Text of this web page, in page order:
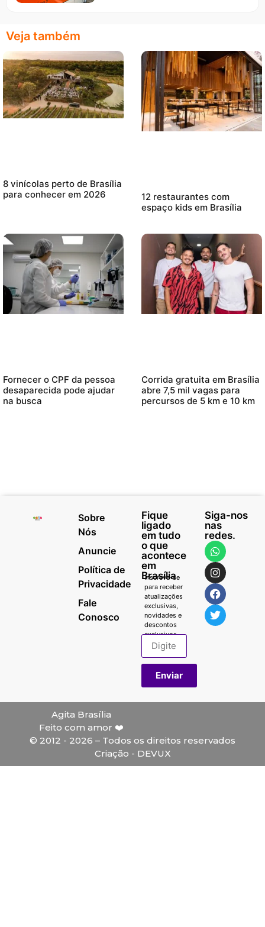
Veja também
8 vinícolas perto de Brasília
para conhecer em 2026
12 restaurantes com
espaço kids em Brasília
Fornecer o CPF da pessoa
desaparecida pode ajudar
na busca
Corrida gratuita em Brasília
abre 7,5 mil vagas para
percursos de 5 km e 10 km
Sobre
Nós
Anuncie
Política de
Privacidade
Fale
Conosco
Fique
ligado
em tudo
o que
acontece
em
Brasília
Inscreva-se
para receber
atualizações
exclusivas,
novidades e
descontos
exclusivos.
Enviar
Siga-nos
nas
redes.
Agita Brasília
Feito com amor ❤️
© 2012 - 2026 – Todos os direitos reservados
Criação - DEVUX